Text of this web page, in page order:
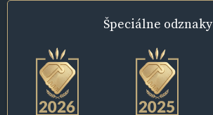
Špeciálne odznaky